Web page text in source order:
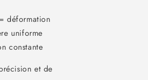
déformation
uniforme
constante
et de